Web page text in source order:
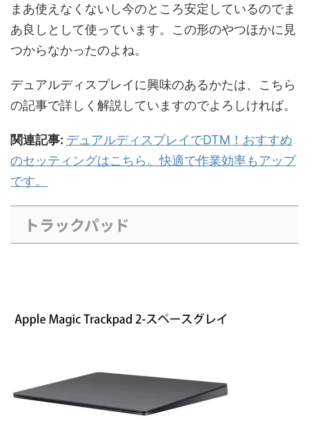
まあ使えなくないし今のところ安定しているのでま
あ良しとして使っています。この形のやつほかに見
つからなかったのよね。
デュアルディスプレイに興味のあるかたは、こちら
の記事で詳しく解説していますのでよろしければ。
関連記事: デュアルディスプレイでDTM！おすすめ
のセッティングはこちら。快適で作業効率もアップ
です。
トラックパッド